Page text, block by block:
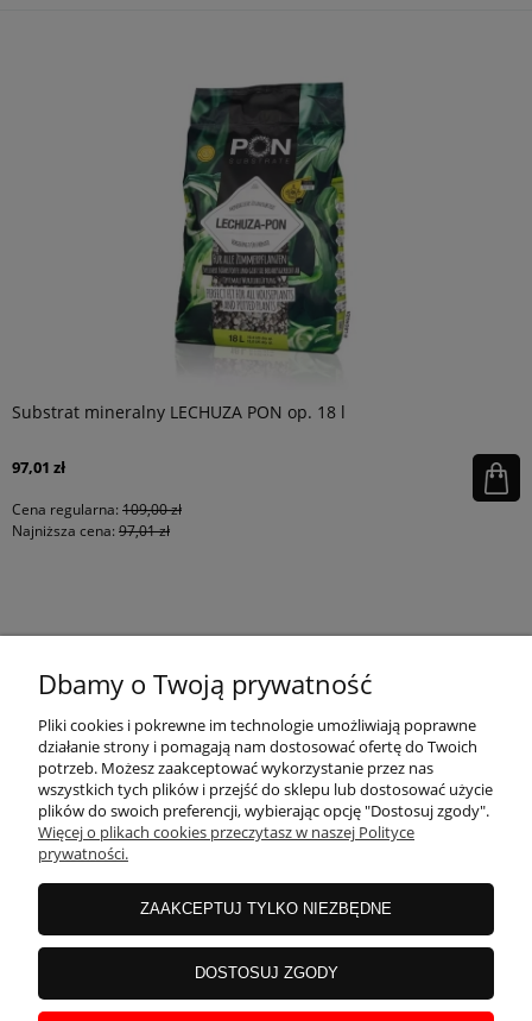
Substrat mineralny LECHUZA PON op. 18 l
97,01 zł
Cena regularna: 109,00 zł
Najniższa cena: 97,01 zł
MOJE KONTO
PŁATNOŚCI I DOSTAWA
INFORMACJE
INSTRUKCJE
Dbamy o Twoją prywatność
Pliki cookies i pokrewne im technologie umożliwiają poprawne
działanie strony i pomagają nam dostosować ofertę do Twoich
potrzeb. Możesz zaakceptować wykorzystanie przez nas
wszystkich tych plików i przejść do sklepu lub dostosować użycie
plików do swoich preferencji, wybierając opcję "Dostosuj zgody".
Więcej o plikach cookies przeczytasz w naszej Polityce
prywatności.
ZAAKCEPTUJ TYLKO NIEZBĘDNE
DOSTOSUJ ZGODY